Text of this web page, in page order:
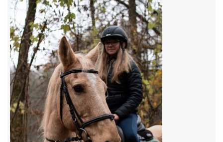
7:4 (VELKÝ PÁTEK) KROUŽEK NEBUDE
JARNÍ BRIGÁDA 20.5.2023
DNE 17.11.2023 KROUŽEK JEZDECTVÍ NENÍ
DĚKUJEME MĚSTU RYCHVALD ZA DOTACI V ROCE 2023